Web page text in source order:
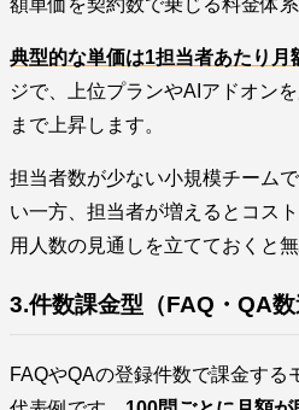
額単価を契約数で乗じる料金体系
典型的な単価は1担当者あたり月
ジで、上位プランやAIアドオン
まで上昇します。
担当者数が少ない小規模チーム
い一方、担当者が増えるとコス
用人数の見通しを立てておくと
3.件数課金型（FAQ・QA数
FAQやQAの登録件数で課金する